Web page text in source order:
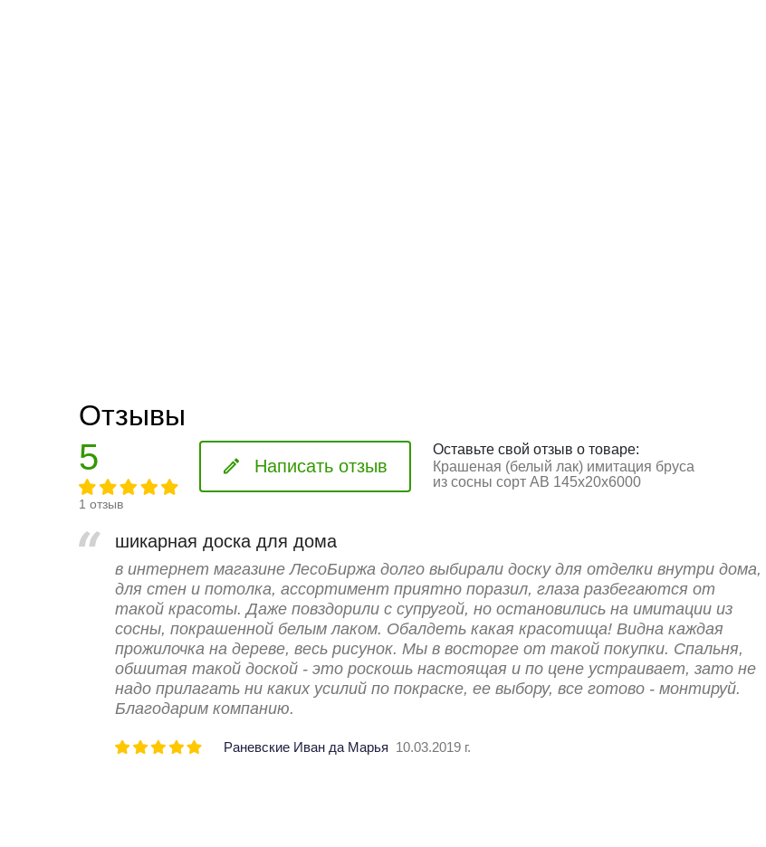
Отзывы
5
1 отзыв
Написать отзыв
Оставьте свой отзыв о товаре:
Крашеная (белый лак) имитация бруса
из сосны сорт АВ 145х20х6000
шикарная доска для дома
в интернет магазине ЛесоБиржа долго выбирали доску для отделки внутри дома,
для стен и потолка, ассортимент приятно поразил, глаза разбегаются от
такой красоты. Даже повздорили с супругой, но остановились на имитации из
сосны, покрашенной белым лаком. Обалдеть какая красотища! Видна каждая
прожилочка на дереве, весь рисунок. Мы в восторге от такой покупки. Спальня,
обшитая такой доской - это роскошь настоящая и по цене устраивает, зато не
надо прилагать ни каких усилий по покраске, ее выбору, все готово - монтируй.
Благодарим компанию.
Раневские Иван да Марья 10.03.2019 г.